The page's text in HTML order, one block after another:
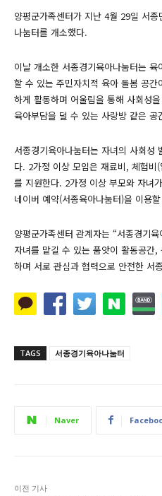
양평군가족센터가 지난 4월 29일 서
나눔터를 개소했다.
이날 개소한 서종경기육아나눔터는
할 수 있는 주민자치적 육아 돌봄 공
하게 활동하며 어울림을 통해 사회성
육아부담을 덜 수 있는 사랑방 같은 공
서종경기육아나눔터는 자녀의 사회성
다. 2가정 이상 모임은 재료비, 체험비
를 지원한다. 2가정 이상 부모와 자녀
네이버 예약(서종육아나눔터)을 이용
양평군가족센터 관계자는 “서종경기
자녀를 맡길 수 있는 품앗이 활동공간
하며 서로 관심과 협력으로 안전한 서
TAGS 서종경기육아나눔터
Naver
이전 기사